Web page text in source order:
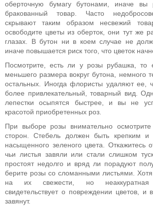
оберточную бумагу бутонами, иначе вы
бракованный товар. Часто
скрывают таким образом несвежий
освободите цветы из оберток, они тут же
глазах. В бутон ни в коем случае не
иначе повышается риск того, что цветок
Посмотрите, есть ли у розы рубашка, то
меньшего размера вокруг бутона, немного
остальных. Иногда флористы удаляют ее,
более привлекательный, товарный вид.
лепестки осыпятся быстрее, и вы не
красотой приобретенных роз.
При выборе розы внимательно
сторон. Стебель должен быть крепким
насыщенного зеленого цвета. Откажитесь
чьи листья завяли или стали слишком
простоят недолго и вряд ли порадуют
берите розы со сломанными листьями. Хотя
на их свежести, но неаккуратная
свидетельствует о повреждении цветов, и
завянут.